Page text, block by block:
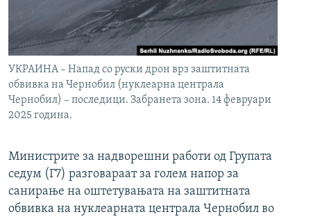
УКРАИНА – Напад со руски дрон врз заштитната
обвивка на Чернобил (нуклеарна централа
Чернобил) – последици. Забранета зона. 14 февруари
2025 година.
Министрите за надворешни работи од Групата
седум (Г7) разговараат за голем напор за
санирање на оштетувањата на заштитната
обвивка на нуклеарната централа Чернобил во